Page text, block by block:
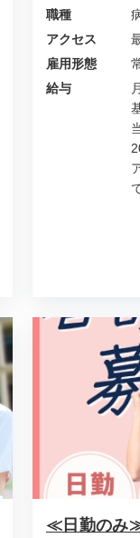
職種
アクセス
雇用形態
給与
≪日勤のみ≫